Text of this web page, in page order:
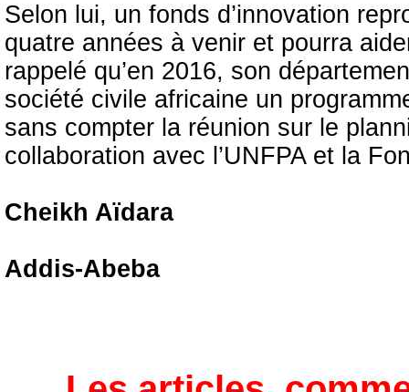
Selon lui, un fonds d’innovation
quatre années à venir et pourra
rappelé qu’en 2016, son
société civile africaine un
sans compter la réunion sur le
collaboration avec l’UNFPA et la
Cheikh Aïdara
Addis-Abeba